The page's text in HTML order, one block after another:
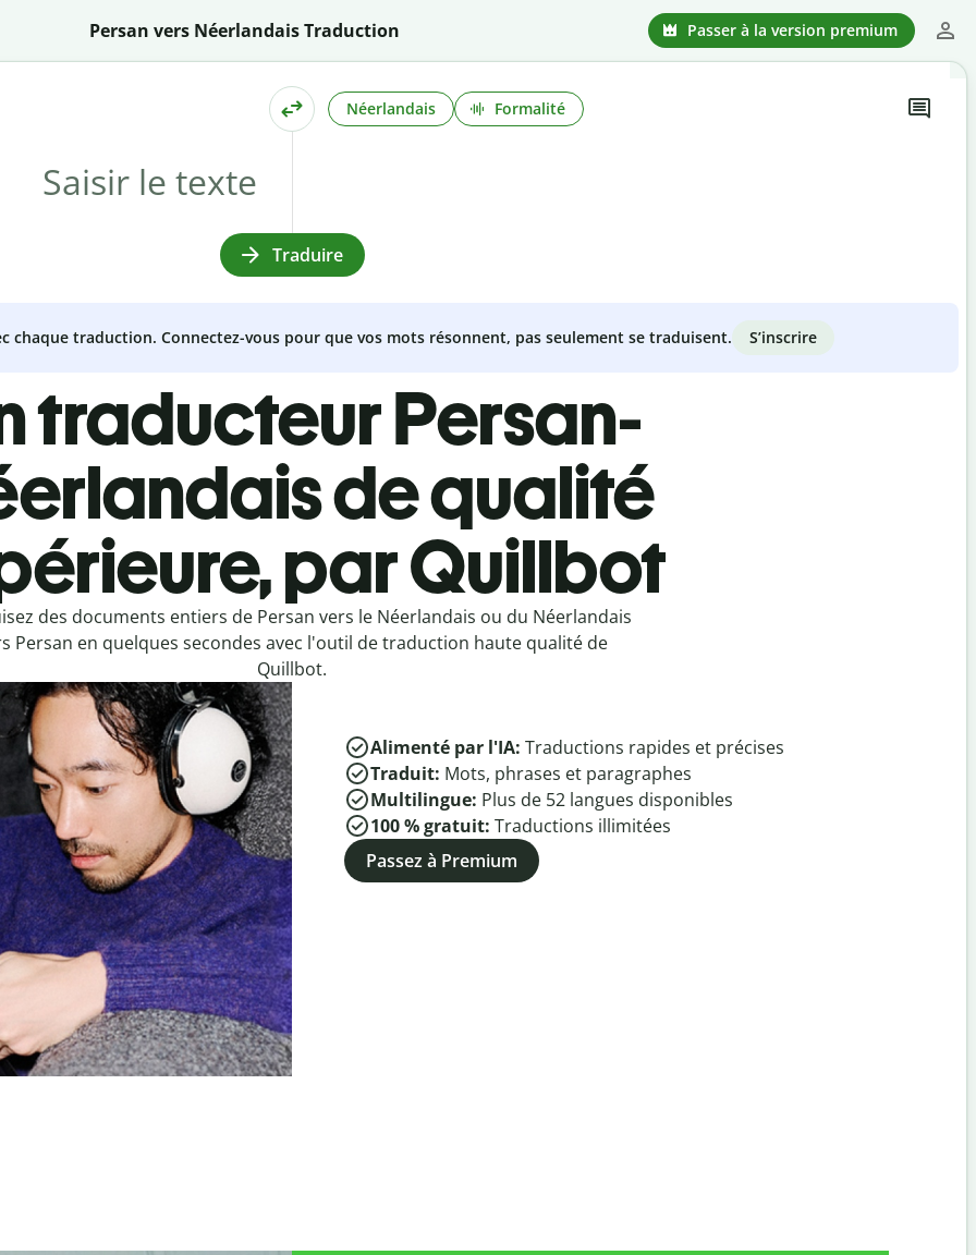
Persan vers Néerlandais Traduction Passer à la version premium
Néerlandais Formalité
Traduire
chaque traduction. Connectez-vous pour que vos mots résonnent, pas seulement se traduisent. S’inscrire
traducteur Persan-
de qualité
par Quillbot
des documents entiers de Persan vers le Néerlandais ou du Néerlandais
Persan en quelques secondes avec l'outil de traduction haute qualité de
Quillbot.
Alimenté par l'IA: Traductions rapides et précises
Traduit: Mots, phrases et paragraphes
Multilingue: Plus de 52 langues disponibles
100 % gratuit: Traductions illimitées
Passez à Premium